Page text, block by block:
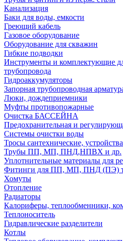
Канализация
Баки для воды, емкости
Греющий кабель
Газовое оборудование
Оборудование для скважин
Гибкие подводки
Инструменты и комплектующие
трубопровода
Гидроаккумуляторы
Запорная трубопроводная
Люки, дождеприемники
Муфты противопожарные
Очистка БАССЕЙНА
Предохранительная и
Системы очистки воды
Тросы сантехнические,
Трубы ПП, МП, ПНД,НПВХ и др.
Уплотнительные материалы для
Фитинги для ПП, МП, ПНД (ПЭ)
Хомуты
Отопление
Радиаторы
Калориферы, теплообменники,
Теплоноситель
Гидравлические разделители
Котлы